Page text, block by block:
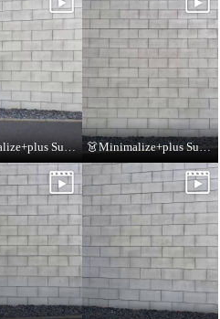
👗Minimalize+plus Summer Collection👗 👗Minimalize+plus Summer Collection👗